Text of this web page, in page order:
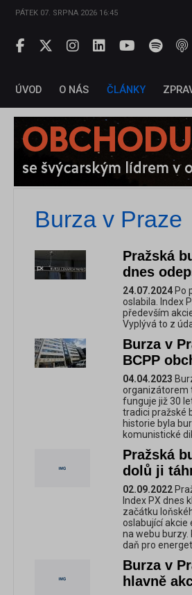
PÁTEK 07. SRPNA 2026 16:45
ÚVOD O NÁS ČLÁNKY
Burza v Praze
Pražská
dnes
24.07.2024 Po
oslabila. Index
především
Vyplývá to z
Burza v
BCPP
04.04.2023
organizátorem
funguje již 30
tradici pražské
historie byla
komunistické
Pražská
dolů ji
02.09.2022
Index PX dnes
začátku
oslabující akcie
na webu
daň pro
Burza v
hlavně